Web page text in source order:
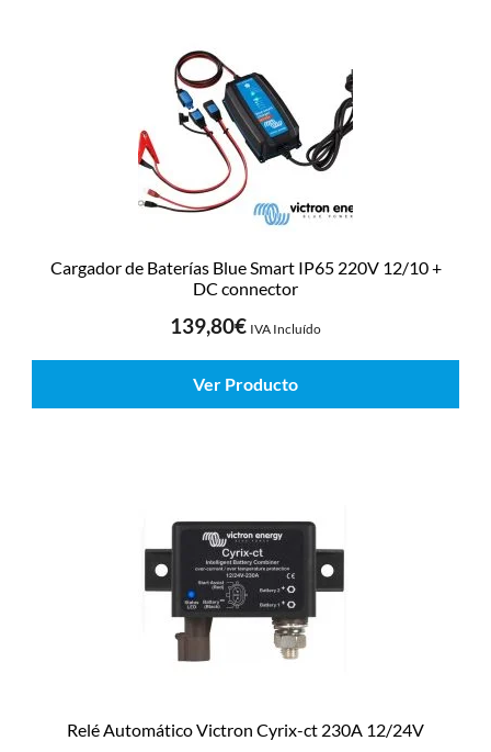
Cargador de Baterías Blue Smart IP65 220V 12/10 +
DC connector
139,80€ IVA Incluído
Ver Producto
Relé Automático Victron Cyrix-ct 230A 12/24V